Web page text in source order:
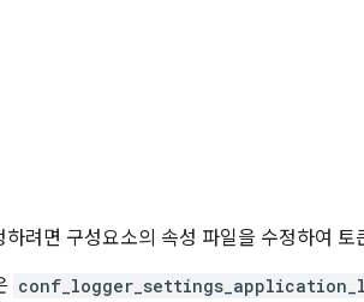
려면 구성요소의 속성 파일을 수정하여